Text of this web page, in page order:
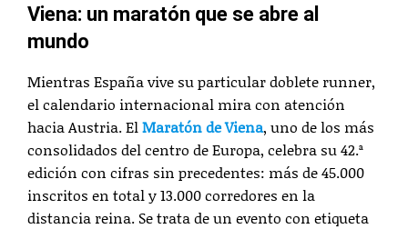
Viena: un maratón que se abre al
mundo
Mientras España vive su particular doblete runner,
el calendario internacional mira con atención
hacia Austria. ElMaratón de Viena, uno de los más
consolidados del centro de Europa, celebra su 42.ª
edición con cifras sin precedentes: más de 45.000
inscritos en total y 13.000 corredores en la
distancia reina. Se trata de un evento con etiqueta